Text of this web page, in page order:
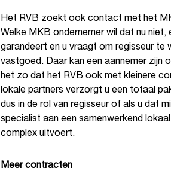
Het RVB zoekt ook contact met het
Welke MKB ondernemer wil dat nu
garandeert en u vraagt om regisseur te
vastgoed. Daar kan een aannemer zijn
het zo dat het RVB ook met kleinere
lokale partners verzorgt u een totaal
dus in de rol van regisseur of als u dat
specialist aan een samenwerkend
complex uitvoert.
Meer contracten